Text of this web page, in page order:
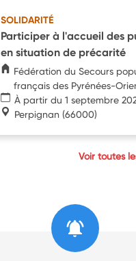
SOLIDARITÉ
Participer à l'accueil des
en situation de précarité
Fédération du Secours
français des Pyrénées-
À partir du 1 septembre
Perpignan (66000)
Voir toutes